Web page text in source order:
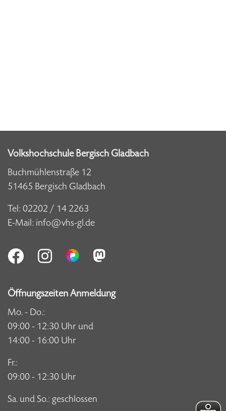
Volkshochschule Bergisch Gladbach
Buchmühlenstraße 12
51465 Bergisch Gladbach
Tel: 02202 / 14 2263
E-Mail: info@vhs-gl.de
Öffnungszeiten Anmeldung
Mo. - Do.:
09:00 - 12:30 Uhr und
14:00 - 16:00 Uhr
Fr.:
09:00 - 12:30 Uhr
Sa. und So.: geschlossen